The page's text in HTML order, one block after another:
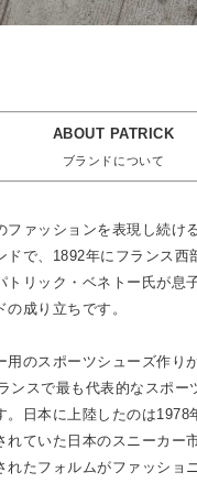
ABOUT PATRICK
ブランドについて
ファッションを表現し続け
ドで、1892年にフランス西
トリック・ベネトー氏が息
成り立ちです。
用のスポーツシューズ作り
ンスで最も代表的なスポー
。日本に上陸したのは1978
れていた日本のスニーカー
れたフォルムがファッショ